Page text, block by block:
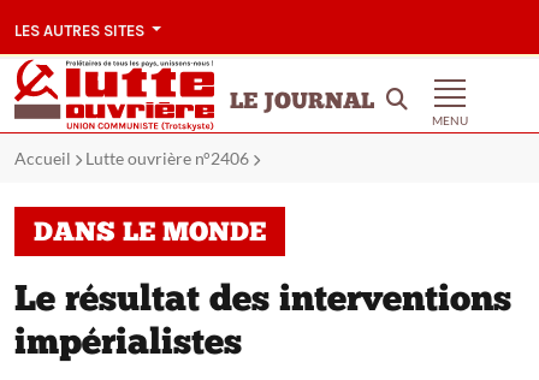
LES AUTRES SITES
LE JOURNAL
MENU
Accueil Lutte ouvrière n°2406
DANS LE MONDE
Le résultat des interventions
impérialistes